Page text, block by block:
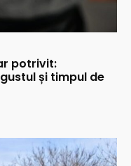
potrivit:
și timpul de